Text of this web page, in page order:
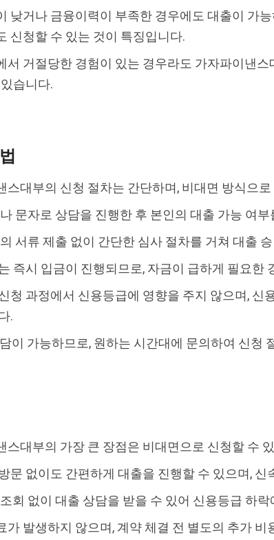
낮거나 금융이력이 부족한 경우에도 대출이 가
신청할 수 있는 것이 특징입니다.
서 거절당한 경험이 있는 경우라도 가자파이낸
습니다.
스대부의 신청 절차는 간단하며, 비대면 방식으
문자로 상담을 진행한 후 본인의 대출 가능 여
서류 제출 없이 간단한 심사 절차를 거쳐 대출
즉시 입금이 진행되므로, 자금이 급하게 필요한
청 과정에서 신용등급에 영향을 주지 않으며,
.
이 가능하므로, 원하는 시간대에 문의하여 신청
스대부의 가장 큰 장점은 비대면으로 신청할 수
문 없이도 간편하게 대출을 진행할 수 있으며,
회 없이 대출 상담을 받을 수 있어 신용등급 하
가 발생하지 않으며, 계약 체결 전 별도의 추가